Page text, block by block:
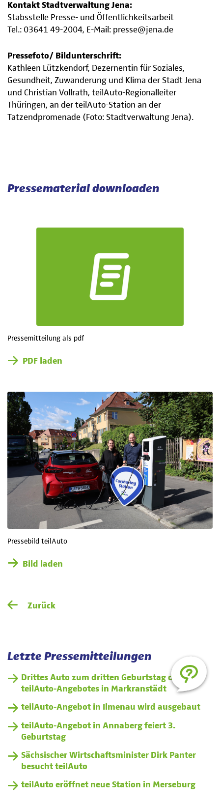
Kontakt Stadtverwaltung Jena:
Stabsstelle Presse- und Öffentlichkeitsarbeit
Tel.: 03641 49-2004, E-Mail: presse@jena.de
Pressefoto/ Bildunterschrift:
Kathleen Lützkendorf, Dezernentin für Soziales,
Gesundheit, Zuwanderung und Klima der Stadt Jena
und Christian Vollrath, teilAuto-Regionalleiter
Thüringen, an der teilAuto-Station an der
Tatzendpromenade (Foto: Stadtverwaltung Jena).
Pressematerial downloaden
Pressemitteilung als pdf
PDF laden
Pressebild teilAuto
Bild laden
Zurück
Letzte Pressemitteilungen
Drittes Auto zum dritten Geburtstag des
teilAuto-Angebotes in Markranstädt
teilAuto-Angebot in Ilmenau wird ausgebaut
teilAuto-Angebot in Annaberg feiert 3.
Geburtstag
Sächsischer Wirtschaftsminister Dirk Panter
besucht teilAuto
teilAuto eröffnet neue Station in Merseburg